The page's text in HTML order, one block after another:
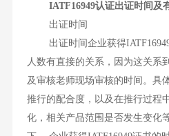
IATF16949认证出证时间及
出证时间
出证时间企业获得IATF16949
人数有直接的关系，因为这关系
及审核老师现场审核的时间。具
推行的配合度，以及在推行过程
化，相关产品范围是否发生变化